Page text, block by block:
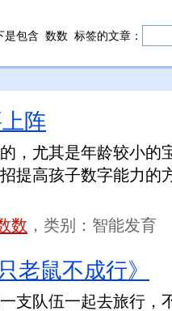
是包含 数数 标签的文章：
阵
，尤其是年龄较小的
提高孩子数字能力的
数 ，类别：智能发育
老鼠不成行》
支队伍一起去旅行，